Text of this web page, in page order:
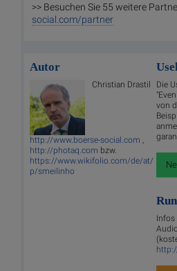
>> Besuchen Sie 55 weitere
social.com/partner
Autor
Christian Drastil
http://www.boerse-social.com ,
http://photaq.com bzw.
https://www.wikifolio.com/de/at/
p/smeilinho
Die
von
Infos